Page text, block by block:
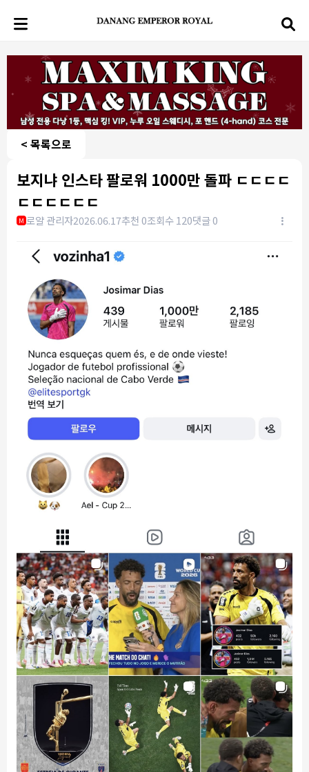
< 목록으로
보지냐 인스타 팔로워 1000만 돌파 ㄷㄷㄷㄷ
ㄷㄷㄷㄷㄷㄷ
M 로얄 관리자2026.06.17추천 0조회수 120댓글 0